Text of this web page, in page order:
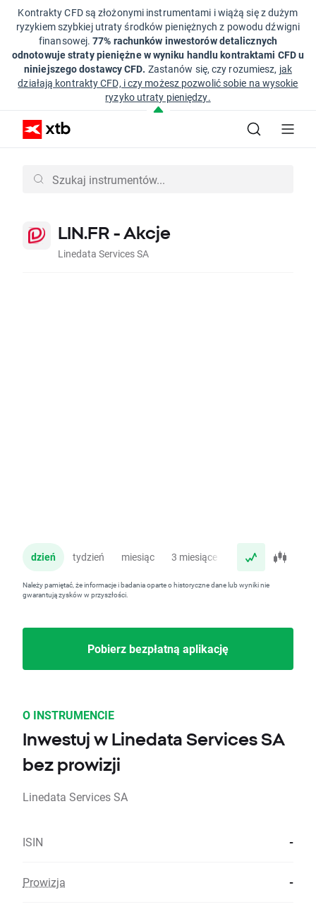
Kontrakty CFD są złożonymi instrumentami i wiążą się z dużym
ryzykiem szybkiej utraty środków pieniężnych z powodu dźwigni
finansowej.77% rachunków inwestorów detalicznych
odnotowuje straty pieniężne w wyniku handlu kontraktami CFD u
niniejszego dostawcy CFD. Zastanów się, czy rozumiesz, jak
działają kontrakty CFD, i czy możesz pozwolić sobie na wysokie
ryzyko utraty pieniędzy.
LIN.FR - Akcje
Linedata Services SA
dzień tydzień miesiąc 3 miesiące rok
Należy pamiętać, że informacje i badania oparte o historyczne dane lub wyniki nie
gwarantują zysków w przyszłości.
Pobierz bezpłatną aplikację
O INSTRUMENCIE
Inwestuj w Linedata Services SA
bez prowizji
Linedata Services SA
ISIN -
Prowizja -